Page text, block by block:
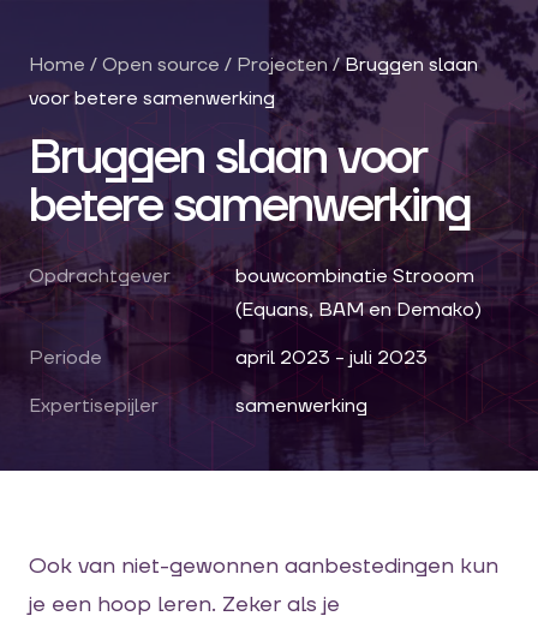
Home / Open source / Projecten /Bruggen slaan
voor betere samenwerking
Bruggen slaan voor
betere samenwerking
Opdrachtgever
bouwcombinatie Strooom
(Equans, BAM en Demako)
Periode
april 2023 - juli 2023
Expertisepijler
samenwerking
Ook van niet-gewonnen aanbestedingen kun
je een hoop leren. Zeker als je